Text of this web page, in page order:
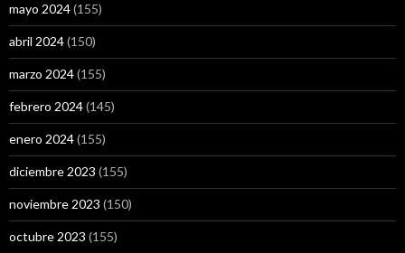
mayo 2024(155)
abril 2024(150)
marzo 2024(155)
febrero 2024(145)
enero 2024(155)
diciembre 2023 (155)
noviembre 2023 (150)
octubre 2023 (155)